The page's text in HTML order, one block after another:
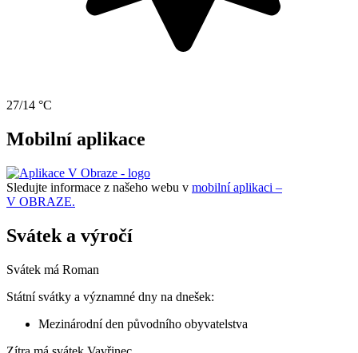
27/14 °C
Mobilní aplikace
Sledujte informace z našeho webu v mobilní aplikaci –
V OBRAZE.
Svátek a výročí
Svátek má Roman
Státní svátky a významné dny na dnešek:
Mezinárodní den původního obyvatelstva